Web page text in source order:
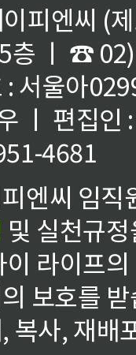
피엔씨 (
층 ㅣ ☎
: 서울아
ㅣ 편집인
4681
엔씨 임
및 실천규
이 라이프
보호를
복사, 재배